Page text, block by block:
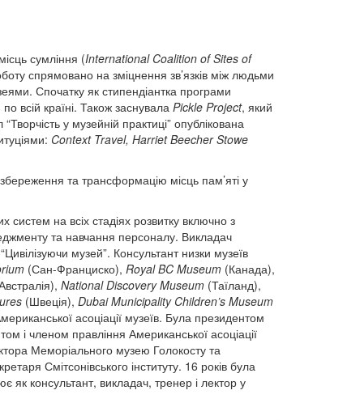
сумління (International Coalition of Sites of
спрямовано на зміцнення зв’язків між людьми
Спочатку як стипендіантка програми
всій країні. Також заснувала Pickle Project, який
у музейній практиці” опублікована
Context Travel, Harriet Beecher Stowe
та трансформацію місць пам’яті у
систем на всіх стадіях розвитку включно з
та навчання персоналу. Викладач
музей”. Консультант низки музеїв
(Сан-Франциско), Royal BC Museum(Канада),
National Discovery Museum(Таїланд),
(Швеція), Dubai Municipality Children’s Museum
асоціації музеїв. Була президентом
і членом правління Американської асоціації
Меморіального музею Голокосту та
Смітсонівського інституту. 16 років була
як консультант, викладач, тренер і лектор у